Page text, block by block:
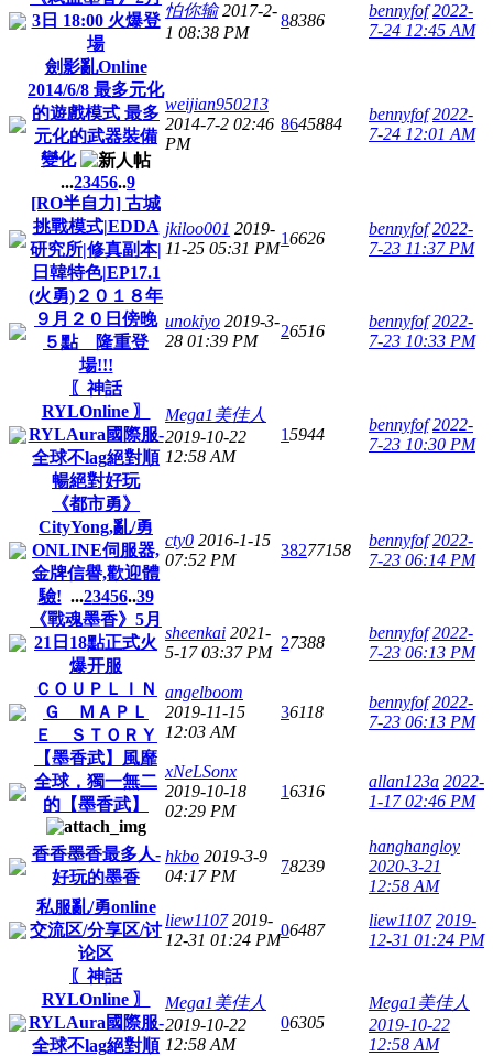
3日 18:00 火爆登
場
怕你输 2017-2-
1 08:38 PM
88386
bennyfof 2022-
7-24 12:45 AM
劍影亂Online
2014/6/8 最多元化
的遊戲模式 最多
元化的武器裝備
變化
...23456..9
weijian950213
2014-7-2 02:46
PM
8645884
bennyfof 2022-
7-24 12:01 AM
[RO半自力] 古城
挑戰模式|EDDA
研究所|修真副本|
日韓特色|EP17.1
jkiloo001 2019-
11-25 05:31 PM
16626
bennyfof 2022-
7-23 11:37 PM
(火勇)２０１８年
９月２０日傍晚
５點 隆重登
場!!!
unokiyo 2019-3-
28 01:39 PM
26516
bennyfof 2022-
7-23 10:33 PM
〖神話
RYLOnline 〗
RYLAura國際服-
全球不lag絕對順
暢絕對好玩
Mega1美佳人
2019-10-22
12:58 AM
15944
bennyfof 2022-
7-23 10:30 PM
《都市勇》
CityYong,亂/勇
ONLINE伺服器,
金牌信譽,歡迎體
驗! ...23456..39
cty0 2016-1-15
07:52 PM
38277158
bennyfof 2022-
7-23 06:14 PM
《戰魂墨香》5月
21日18點正式火
爆开服
sheenkai 2021-
5-17 03:37 PM
27388
bennyfof 2022-
7-23 06:13 PM
ＣＯＵＰＬＩＮ
Ｇ ＭＡＰＬ
Ｅ ＳＴＯＲＹ
angelboom
2019-11-15
12:03 AM
36118
bennyfof 2022-
7-23 06:13 PM
【墨香武】風靡
全球，獨一無二
的【墨香武】
xNeLSonx
2019-10-18
02:29 PM
16316
allan123a 2022-
1-17 02:46 PM
香香墨香最多人-
好玩的墨香
hkbo 2019-3-9
04:17 PM
78239
hanghangloy
2020-3-21
12:58 AM
私服亂/勇online
交流区/分享区/讨
论区
liew1107 2019-
12-31 01:24 PM
06487
liew1107 2019-
12-31 01:24 PM
〖神話
RYLOnline 〗
RYLAura國際服-
全球不lag絕對順
Mega1美佳人
2019-10-22
12:58 AM
06305
Mega1美佳人
2019-10-22
12:58 AM